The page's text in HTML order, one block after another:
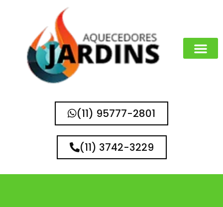
(11) 95777-2801
(11) 3742-3229